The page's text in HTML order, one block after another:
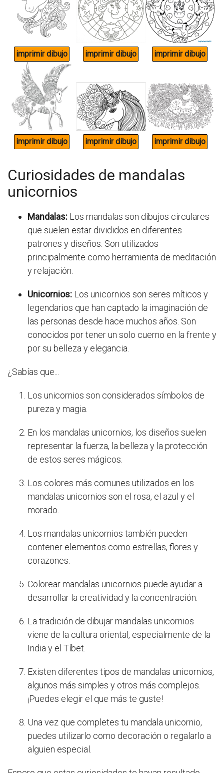
Curiosidades de mandalas
unicornios
Mandalas: Los mandalas son dibujos circulares
que suelen estar divididos en diferentes
patrones y diseños. Son utilizados
principalmente como herramienta de meditación
y relajación.
Unicornios: Los unicornios son seres míticos y
legendarios que han captado la imaginación de
las personas desde hace muchos años. Son
conocidos por tener un solo cuerno en la frente y
por su belleza y elegancia.
¿Sabías que...
Los unicornios son considerados símbolos de
pureza y magia.
En los mandalas unicornios, los diseños suelen
representar la fuerza, la belleza y la protección
de estos seres mágicos.
Los colores más comunes utilizados en los
mandalas unicornios son el rosa, el azul y el
morado.
Los mandalas unicornios también pueden
contener elementos como estrellas, flores y
corazones.
Colorear mandalas unicornios puede ayudar a
desarrollar la creatividad y la concentración.
La tradición de dibujar mandalas unicornios
viene de la cultura oriental, especialmente de la
India y el Tíbet.
Existen diferentes tipos de mandalas unicornios,
algunos más simples y otros más complejos.
¡Puedes elegir el que más te guste!
Una vez que completes tu mandala unicornio,
puedes utilizarlo como decoración o regalarlo a
alguien especial.